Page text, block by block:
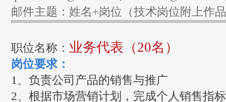
邮件主题：姓名+岗位（技术岗位附上作
职位名称： 业务代表（20名）
岗位要求：
1、负责公司产品的销售与推广
2、根据市场营销计划，完成个人销售指标